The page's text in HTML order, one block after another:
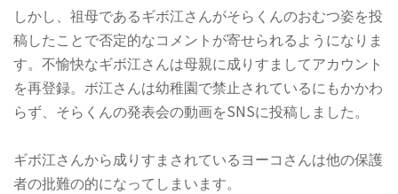
しかし、祖母であるギボ江さんがそらくんのおむつ姿を投
稿したことで否定的なコメントが寄せられるようになりま
す。不愉快なギボ江さんは母親に成りすましてアカウント
を再登録。ボ江さんは幼稚園で禁止されているにもかかわ
らず、そらくんの発表会の動画をSNSに投稿しました。
ギボ江さんから成りすまされているヨーコさんは他の保護
者の批難の的になってしまいます。